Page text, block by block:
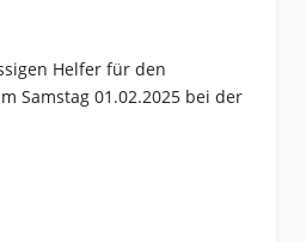
Helfer für den
Samstag 01.02.2025 bei der